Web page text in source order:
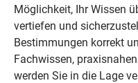
Möglichkeit, Ihr Wissen
vertiefen und
Bestimmungen korrekt
Fachwissen,
werden Sie in die Lage